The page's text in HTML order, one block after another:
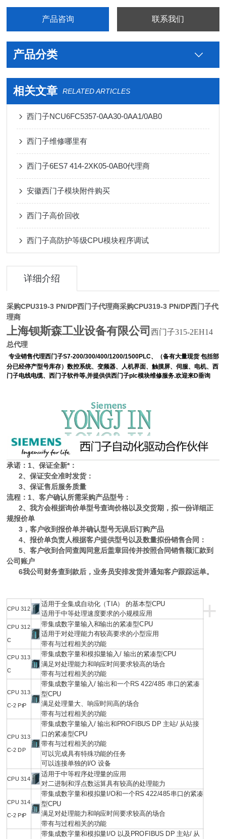
产品咨询 联系我们
产品分类
相关文章 RELATED ARTICLES
西门子NCU6FC5357-0AA30-0AA1/0AB0
西门子维修哪里有
西门子6ES7 414-2XK05-0AB0代理商
安徽西门子模块附件购买
西门子高价回收
西门子高防护等级CPU模块程序调试
详细介绍
采购CPU319-3 PN/DP西门子代理商采购CPU319-3 PN/DP西门子代
理商
上海钡斯森工业设备有限公司西门子315-2EH14
总代理
专业销售代理西门子S7-200/300/400/1200/1500PLC、（备有大量现货 包括部
分已经停产型号库存）数控系统、变频器、人机界面、触摸屏、伺服、电机、西
门子电线电缆、西门子软件等,并提供供西门子plc模块维修服务.欢迎来D垂询
承诺：1、保证全新*：
2、保证安全准时发货：
3、保证售后服务质量
流程：1、客户确认所需采购产品型号：
2、我方会根据询价单型号查询价格以及交货期，拟一份详细正
规报价单
3，客户收到报价单并确认型号无误后订购产品
4、报价单负责人根据客户提供型号以及数量拟份销售合同：
5、客户收到合同查阅同意后盖章回传并按照合同销售额汇款到
公司账户
6我公司财务查到款后，业务员安排发货并通知客户跟踪运单。
+
CPU 312
适用于全集成自动化（TIA） 的基本型CPU
适用于中等处理速度要求的小规模应用
CPU 312
C
带集成数字量输入和输出的紧凑型CPU
适用于对处理能力有较高要求的小型应用
带有与过程相关的功能
CPU 313
C
带集成数字量和模拟量输入/ 输出的紧凑型CPU
满足对处理能力和响应时间要求较高的场合
带有与过程相关的功能
CPU 313
C-2 PtP
带集成数字量输入/ 输出和一个RS 422/485 串口的紧凑
型CPU
满足处理量大、响应时间高的场合
带有与过程相关的功能
CPU 313
C-2 DP
带集成数字量输入/ 输出和PROFIBUS DP 主站/ 从站接
口的紧凑型CPU
带有与过程相关的功能
可以完成具有特殊功能的任务
可以连接单独的I/O 设备
CPU 314
适用于中等程序处理量的应用
对二进制和浮点数运算具有较高的处理能力
CPU 314
C-2 PtP
带集成数字量和模拟量I/O和一个RS 422/485串口的紧凑
型CPU
满足对处理能力和响应时间要求较高的场合
带有与过程相关的功能
带集成数字量和模拟量I/O 以及PROFIBUS DP 主站/ 从